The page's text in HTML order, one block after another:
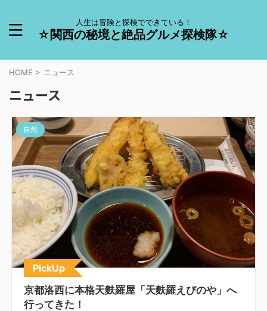
人生は冒険と探検でできている！
☆関西の秘境と絶品グルメ探検隊☆
HOME > ニュース
ニュース
自然
PickUp
京都洛西に本格天麩羅屋「天麩羅えびのや」へ
行ってきた！